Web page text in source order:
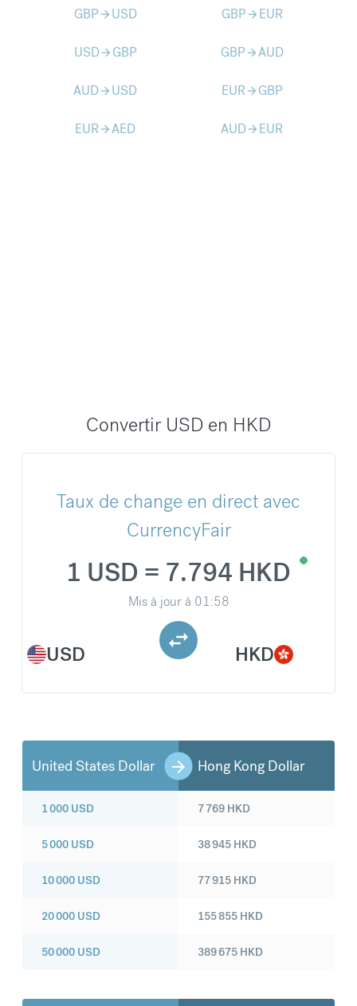
GBParrow_forward USD GBParrow_forward EUR
USDarrow_forward GBP GBParrow_forwardAUD
AUDarrow_forward USD EURarrow_forward GBP
EURarrow_forwardAED AUDarrow_forward EUR
Convertir USD en HKD
Taux de change en direct avec
CurrencyFair
USD
1 USD = 7.794 HKD
Mis à jour à 01:58
HKD
United States Dollar Hong Kong Dollar
1 000 USD
5 000 USD
10 000 USD
20 000 USD
50 000 USD
7 769 HKD
38 945 HKD
77 915 HKD
155 855 HKD
389 675 HKD